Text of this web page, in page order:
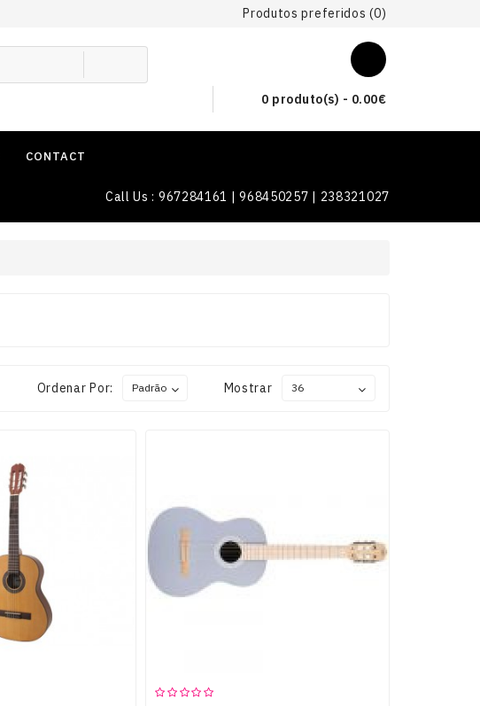
Produtos preferidos (0)
0 produto(s) - 0.00€
CONTACT
Call Us : 967284161 | 968450257 | 238321027
Ordenar Por: Mostrar